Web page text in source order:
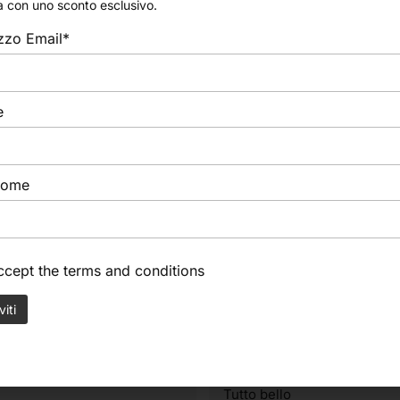
Tutto bello
con uno sconto esclusivo.
Email*
the terms and conditions